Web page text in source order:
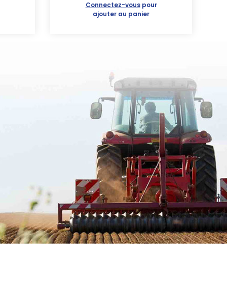
Connectez-vouspour
ajouter au panier